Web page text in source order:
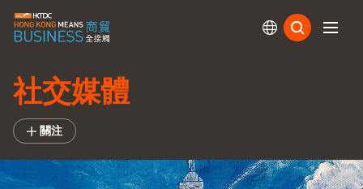
社交媒體
關注